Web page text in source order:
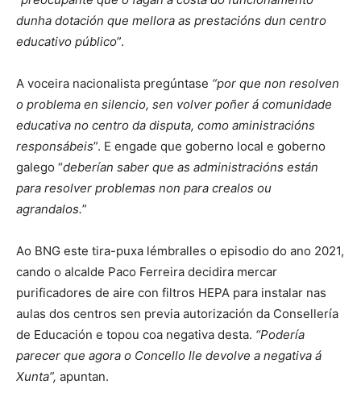
dunha dotación que mellora as prestacións dun centro
educativo público”.
A voceira nacionalista pregúntase “por que non resolven
o problema en silencio, sen volver poñer á comunidade
educativa no centro da disputa, como aministracións
responsábeis”. E engade que goberno local e goberno
galego “deberían saber que as administracións están
para resolver problemas non para crealos ou
agrandalos.”
Ao BNG este tira-puxa lémbralles o episodio do ano 2021,
cando o alcalde Paco Ferreira decidira mercar
purificadores de aire con filtros HEPA para instalar nas
aulas dos centros sen previa autorización da Consellería
de Educación e topou coa negativa desta. “Podería
parecer que agora o Concello lle devolve a negativa á
Xunta”, apuntan.